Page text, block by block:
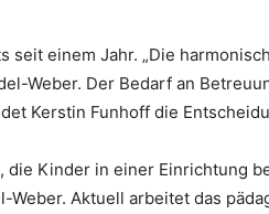
einem Jahr. „Die
Weber. Der Bedarf an
Kerstin Funhoff die
die Kinder in einer Einrichtung
Aktuell arbeitet das